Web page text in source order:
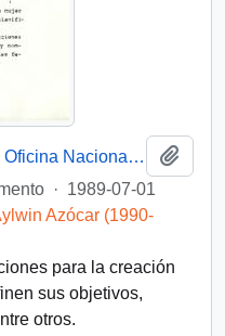
[Premisas para la creación de Oficina Nacional de la Mujer]
· 1989-07-01
Azócar (1990-
para la creación
sus objetivos,
otros.